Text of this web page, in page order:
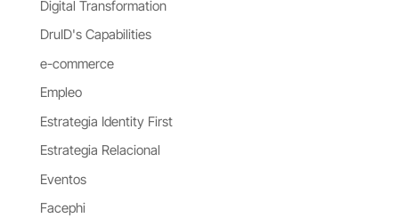
Digital Transformation
DruID's Capabilities
e-commerce
Empleo
Estrategia Identity First
Estrategia Relacional
Eventos
Facephi